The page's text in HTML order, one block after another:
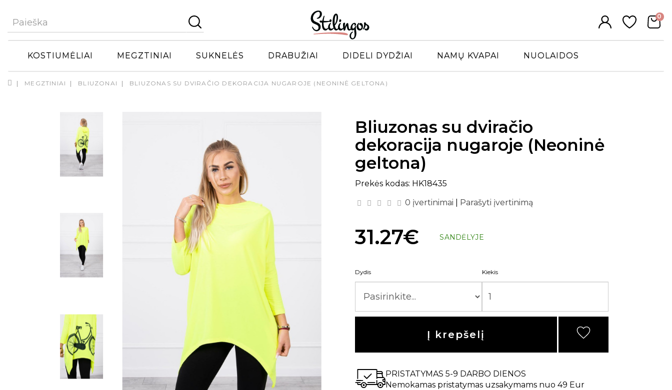
0
KOSTIUMĖLIAI MEGZTINIAI SUKNELĖS DRABUŽIAI DIDELI DYDŽIAI NAMŲ KVAPAI NUOLAIDOS
MEGZTINIAI BLIUZONAI BLIUZONAS SU DVIRAČIO DEKORACIJA NUGAROJE (NEONINĖ GELTONA)
Bliuzonas su dviračio
dekoracija nugaroje (Neoninė
geltona)
Prekės kodas: HK18435
0 įvertinimai
Parašyti įvertinimą
31.27€ SANDĖLYJE
Dydis Kiekis
Į krepšelį
PRISTATYMAS 5-9 DARBO DIENOS
Nemokamas pristatymas uzsakymams nuo 49 Eur